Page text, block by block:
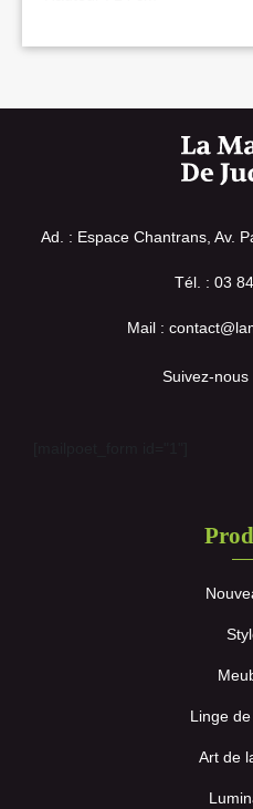
Ad. : Espace Chantrans, Av.
Tél. : 03
Mail :
Suivez-nous
Linge
Art de